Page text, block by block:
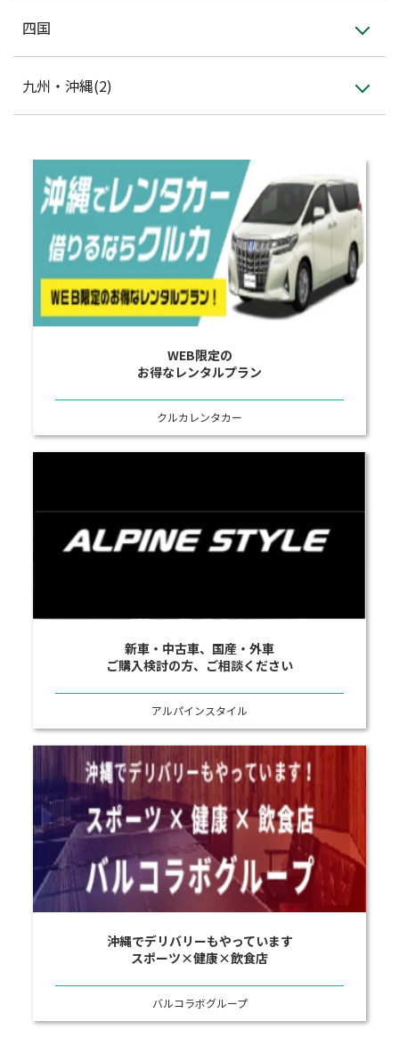
四国
九州・沖縄(2)
WEB限定の
お得なレンタルプラン
クルカレンタカー
新車・中古車、国産・外車
ご購入検討の方、ご相談ください
アルパインスタイル
沖縄でデリバリーもやっています
スポーツ×健康×飲食店
バルコラボグループ